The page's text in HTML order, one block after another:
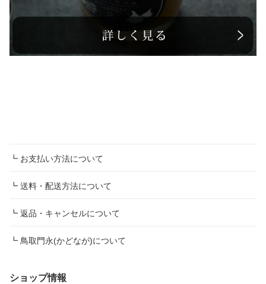
┗ お支払い方法について
┗ 送料・配送方法について
┗ 返品・キャンセルについて
┗ 鳥取門永(かどなが)について
ショップ情報